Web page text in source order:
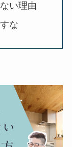
い理由
な